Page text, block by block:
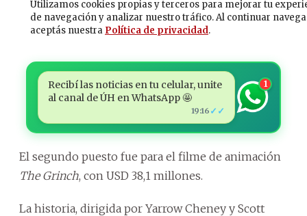
Recibí las noticias en tu celular, unite
al canal de ÚH en WhatsApp 🤩
19:16 ✓✓
1
El segundo puesto fue para el filme de animación
The Grinch, con USD 38,1 millones.
La historia, dirigida por Yarrow Cheney y Scott